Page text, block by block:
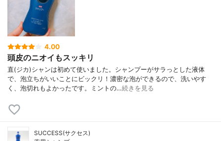
4.00
頭皮のニオイもスッキリ
直(ジカ)シャンは初めて使いました。シャンプーがサラっとした液体
で、泡立ちがいいことにビックリ！濃密な泡ができるので、洗いやす
く、泡切れもよかったです。ミントの…続きを見る
SUCCESS(サクセス)